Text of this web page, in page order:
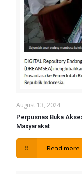
August 13, 2024
Perpusnas Buka
Masyarakat
Read more